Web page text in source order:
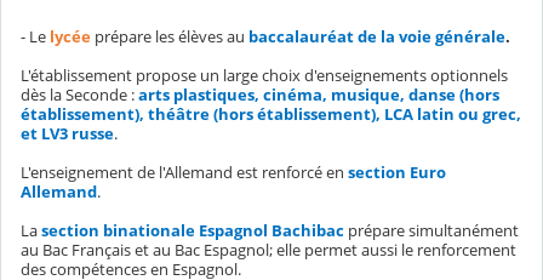
- Le lycée prépare les élèves au baccalauréat de la voie générale.
L'établissement propose un large choix d'enseignements optionnels
dès la Seconde :arts plastiques, cinéma, musique, danse (hors
établissement), théâtre (hors établissement), LCA latin ou grec,
et LV3 russe.
L'enseignement de l'Allemand est renforcé en section Euro
Allemand.
Lasection binationale Espagnol Bachibac prépare simultanément
au Bac Français et au Bac Espagnol; elle permet aussi le renforcement
des compétences en Espagnol.